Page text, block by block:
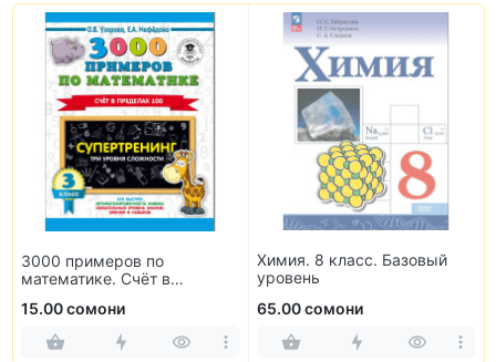
3000 примеров по
математике. Счёт в
15.00 сомони
Химия. 8 класс. Базовый
уровень
65.00 сомони